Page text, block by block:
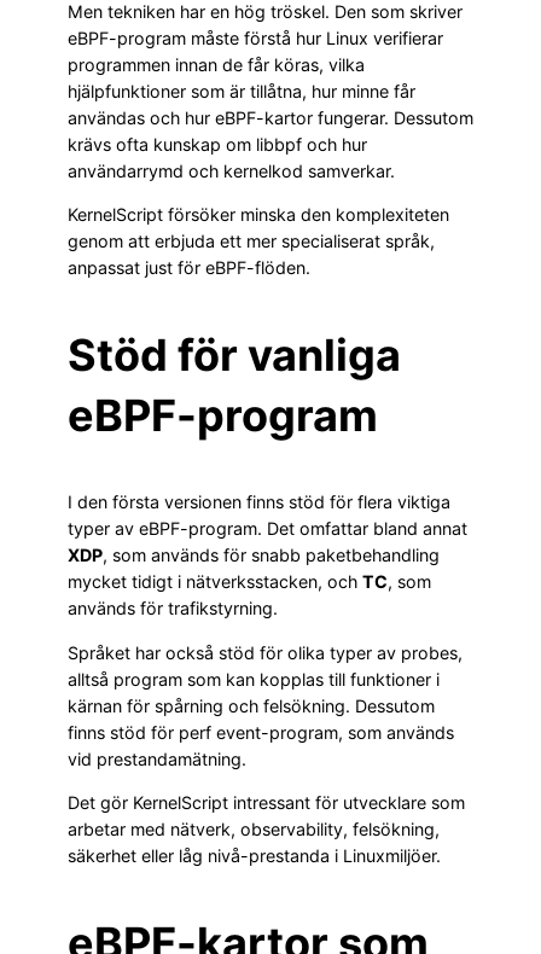
Men tekniken har en hög tröskel. Den som skriver
eBPF-program måste förstå hur Linux verifierar
programmen innan de får köras, vilka
hjälpfunktioner som är tillåtna, hur minne får
användas och hur eBPF-kartor fungerar. Dessutom
krävs ofta kunskap om libbpf och hur
användarrymd och kernelkod samverkar.
KernelScript försöker minska den komplexiteten
genom att erbjuda ett mer specialiserat språk,
anpassat just för eBPF-flöden.
Stöd för vanliga
eBPF-program
I den första versionen finns stöd för flera viktiga
typer av eBPF-program. Det omfattar bland annat
XDP, som används för snabb paketbehandling
mycket tidigt i nätverksstacken, och TC, som
används för trafikstyrning.
Språket har också stöd för olika typer av probes,
alltså program som kan kopplas till funktioner i
kärnan för spårning och felsökning. Dessutom
finns stöd för perf event-program, som används
vid prestandamätning.
Det gör KernelScript intressant för utvecklare som
arbetar med nätverk, observability, felsökning,
säkerhet eller låg nivå-prestanda i Linuxmiljöer.
eBPF-kartor som